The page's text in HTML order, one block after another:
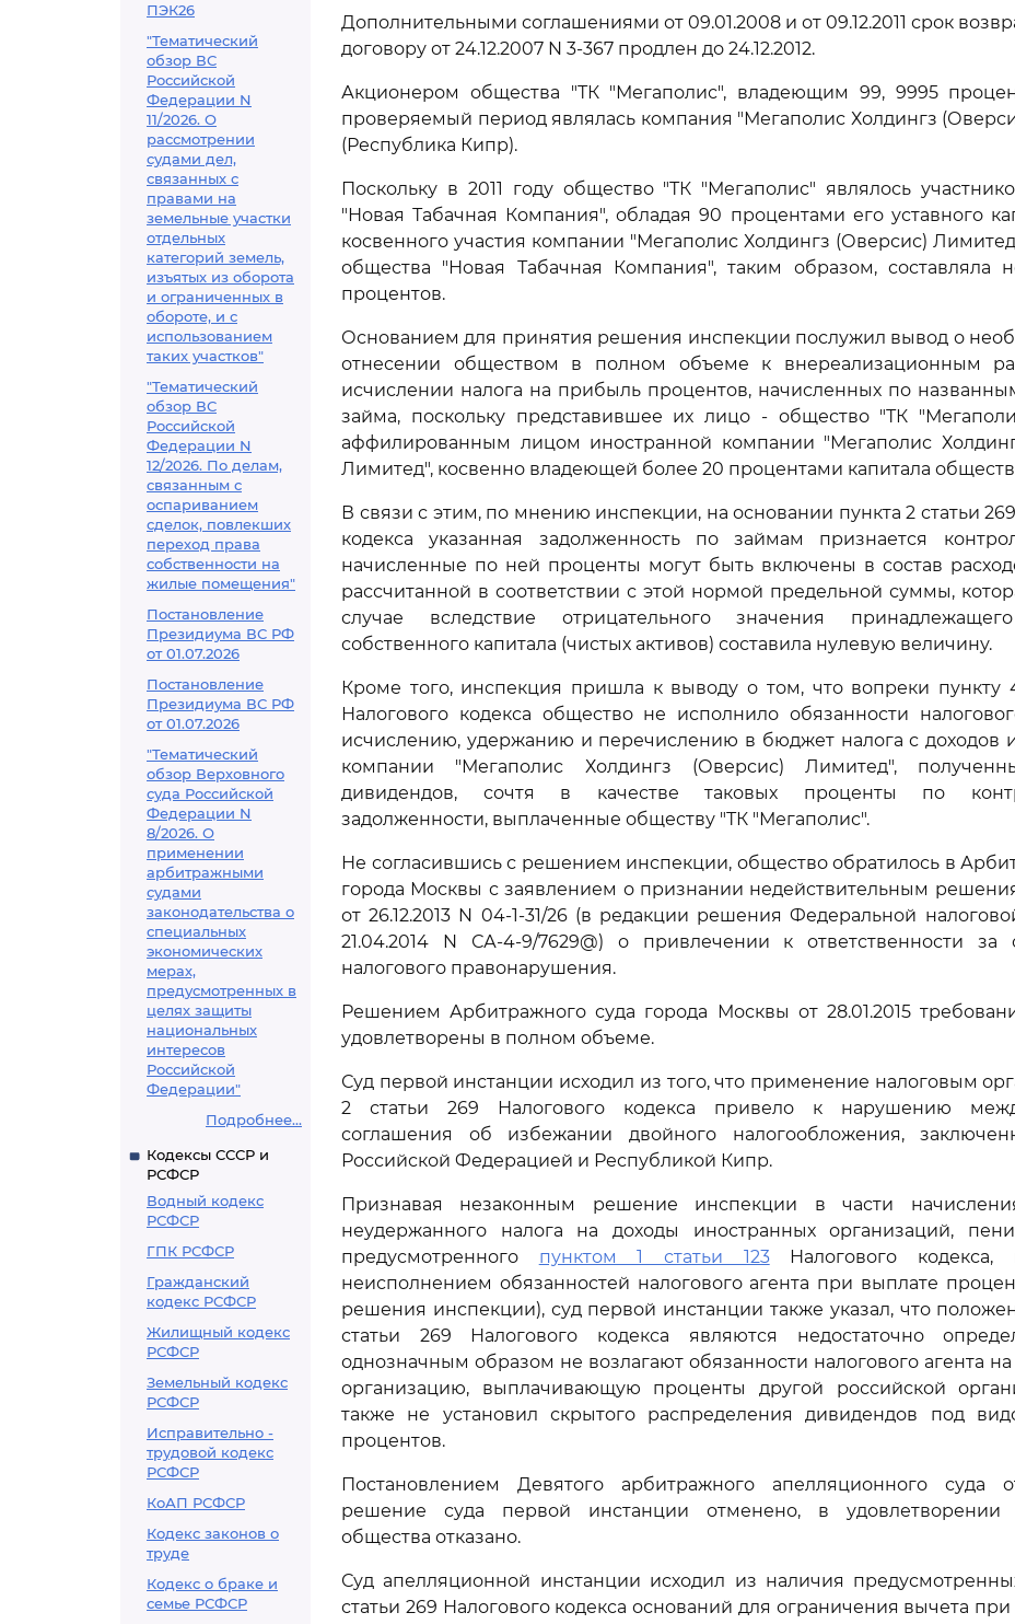
ПЭК26
"Тематический
обзор ВС
Российской
Федерации N
11/2026. О
рассмотрении
судами дел,
связанных с
правами на
земельные участки
отдельных
категорий земель,
изъятых из оборота
и ограниченных в
обороте, и с
использованием
таких участков"
"Тематический
обзор ВС
Российской
Федерации N
12/2026. По делам,
связанным с
оспариванием
сделок, повлекших
переход права
собственности на
жилые помещения"
Постановление
Президиума ВС РФ
от 01.07.2026
Постановление
Президиума ВС РФ
от 01.07.2026
"Тематический
обзор Верховного
суда Российской
Федерации N
8/2026. О
применении
арбитражными
судами
законодательства о
специальных
экономических
мерах,
предусмотренных в
целях защиты
национальных
интересов
Российской
Федерации"
Подробнее...
Кодексы СССР и
РСФСР
Водный кодекс
РСФСР
ГПК РСФСР
Гражданский
кодекс РСФСР
Жилищный кодекс
РСФСР
Земельный кодекс
РСФСР
Исправительно -
трудовой кодекс
РСФСР
КоАП РСФСР
Кодекс законов о
труде
Кодекс о браке и
семье РСФСР
Дополнительными соглашениями от 09.01.2008 и от 09.12.2011 срок
договору от 24.12.2007 N 3-367 продлен до 24.12.2012.
Акционером общества "ТК "Мегаполис", владеющим 99, 9995
проверяемый период являлась компания "Мегаполис Холдингз
(Республика Кипр).
Поскольку в 2011 году общество "ТК "Мегаполис" являлось
"Новая Табачная Компания", обладая 90 процентами его уставного
косвенного участия компании "Мегаполис Холдингз (Оверсис)
общества "Новая Табачная Компания", таким образом, составляла
процентов.
Основанием для принятия решения инспекции послужил вывод о
отнесении обществом в полном объеме к внереализационным
исчислении налога на прибыль процентов, начисленных по
займа, поскольку представившее их лицо - общество "ТК
аффилированным лицом иностранной компании "Мегаполис
Лимитед", косвенно владеющей более 20 процентами капитала
В связи с этим, по мнению инспекции, на основании пункта 2 статьи
кодекса указанная задолженность по займам признается
начисленные по ней проценты могут быть включены в состав
рассчитанной в соответствии с этой нормой предельной суммы,
случае вследствие отрицательного значения
собственного капитала (чистых активов) составила нулевую величину.
Кроме того, инспекция пришла к выводу о том, что вопреки пункту
Налогового кодекса общество не исполнило обязанности
исчислению, удержанию и перечислению в бюджет налога с доходов
компании "Мегаполис Холдингз (Оверсис) Лимитед",
дивидендов, сочтя в качестве таковых проценты по
задолженности, выплаченные обществу "ТК "Мегаполис".
Не согласившись с решением инспекции, общество обратилось в
города Москвы с заявлением о признании недействительным
от 26.12.2013 N 04-1-31/26 (в редакции решения Федеральной
21.04.2014 N СА-4-9/7629@) о привлечении к ответственности за
налогового правонарушения.
Решением Арбитражного суда города Москвы от 28.01.2015
удовлетворены в полном объеме.
Суд первой инстанции исходил из того, что применение налоговым
2 статьи 269 Налогового кодекса привело к нарушению
соглашения об избежании двойного налогообложения,
Российской Федерацией и Республикой Кипр.
Признавая незаконным решение инспекции в части
неудержанного налога на доходы иностранных организаций,
предусмотренного пунктом 1 статьи 123Налогового
неисполнением обязанностей налогового агента при выплате
решения инспекции), суд первой инстанции также указал, что
статьи 269 Налогового кодекса являются недостаточно
однозначным образом не возлагают обязанности налогового агента
организацию, выплачивающую проценты другой российской
также не установил скрытого распределения дивидендов под
процентов.
Постановлением Девятого арбитражного апелляционного суда
решение суда первой инстанции отменено, в удовлетворении
общества отказано.
Суд апелляционной инстанции исходил из наличия
статьи 269 Налогового кодекса оснований для ограничения вычета